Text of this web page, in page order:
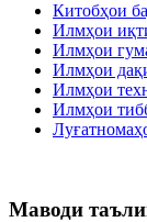
Китобҳои
Илмҳои
Илмҳои
Илмҳои
Илмҳои
Илмҳои
Маводи